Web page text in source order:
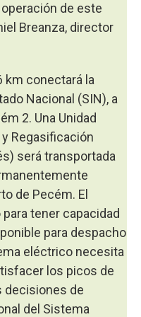
de este
Breanza, director
km conectará la
Nacional (SIN), a
2. Una Unidad
Regasificación
será transportada
de Pecém. El
tener capacidad
para despacho
eléctrico necesita
los picos de
decisiones de
del Sistema